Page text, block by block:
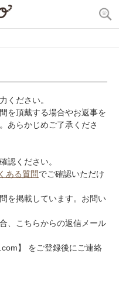
ください。
を頂戴する場合やお返事を
あらかじめご了承くださ
認ください。
ある質問でご確認いただけ
を掲載しています。お問い
、こちらからの返信メール
】 をご登録後にご連絡